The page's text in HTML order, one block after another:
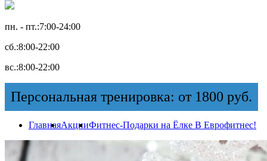
пн. - пт.:7:00-24:00
сб.:8:00-22:00
вс.:8:00-22:00
Персональная тренировка: от 1800 руб.
ГлавнаяАкцииФитнес-Подарки на Ёлке В Еврофитнес!